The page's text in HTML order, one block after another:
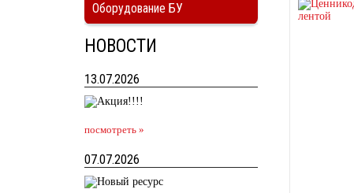
Оборудование БУ
НОВОСТИ
13.07.2026
посмотреть »
07.07.2026